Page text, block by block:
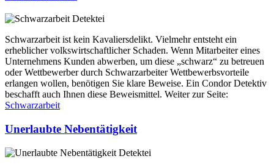
Schwarzarbeit ist kein Kavaliersdelikt. Vielmehr entsteht ein
erheblicher volkswirtschaftlicher Schaden. Wenn Mitarbeiter eines
Unternehmens Kunden abwerben, um diese „schwarz“ zu betreuen
oder Wettbewerber durch Schwarzarbeiter Wettbewerbsvorteile
erlangen wollen, benötigen Sie klare Beweise. Ein Condor Detektiv
beschafft auch Ihnen diese Beweismittel. Weiter zur Seite:
Schwarzarbeit
Unerlaubte Nebentätigkeit